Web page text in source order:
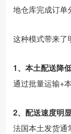
地仓库完成订单
这种模式带来了
1、 本土配送降
通过批量运输+
2、 配送速度明
法国本土发货通